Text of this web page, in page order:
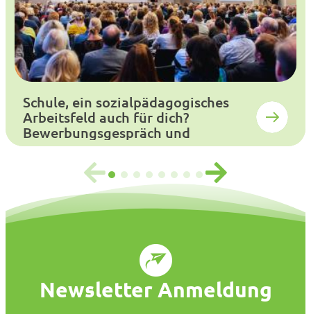
Schule, ein sozialpädagogisches
Arbeitsfeld auch für dich?
Bewerbungsgespräch und
Auswahlverfahren
Newsletter Anmeldung